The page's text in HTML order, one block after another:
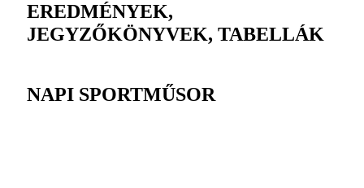
EREDMÉNYEK,
JEGYZŐKÖNYVEK, TABELLÁK
NAPI SPORTMŰSOR